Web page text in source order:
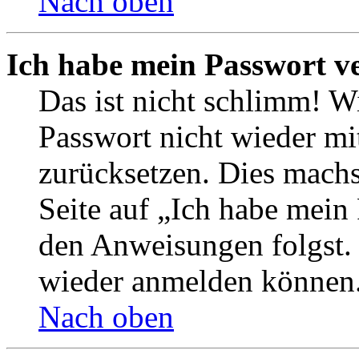
Ich habe mein Passwort
Das ist nicht schlimm!
Passwort nicht wieder
zurücksetzen. Dies
Seite auf „Ich habe
den Anweisungen
wieder anmelden
Nach oben